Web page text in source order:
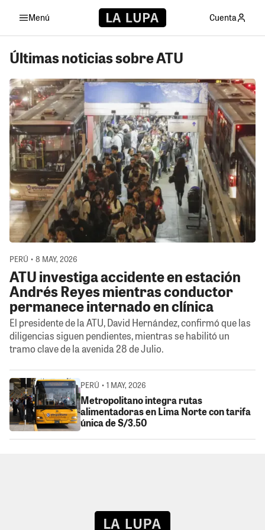
Menú Cuenta
Últimas noticias sobre ATU
PERÚ • 8 MAY, 2026
ATU investiga accidente en estación
Andrés Reyes mientras conductor
permanece internado en clínica
El presidente de la ATU, David Hernández, confirmó que las
diligencias siguen pendientes, mientras se habilitó un
tramo clave de la avenida 28 de Julio.
PERÚ • 1 MAY, 2026
Metropolitano integra rutas
alimentadoras en Lima Norte con tarifa
única de S/3.50